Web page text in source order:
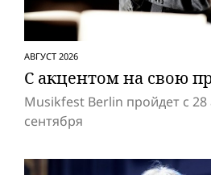
АВГУСТ 2026
С акцентом на свою
Musikfest Berlin пройдет с 28
сентября